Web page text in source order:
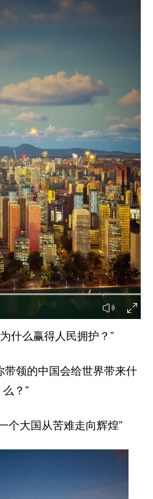
法治进行时
法律数据库
国泰民安 天下同怀
什么赢得人民拥护？”
带领的中国会给世界带来什
么？”
个大国从苦难走向辉煌”